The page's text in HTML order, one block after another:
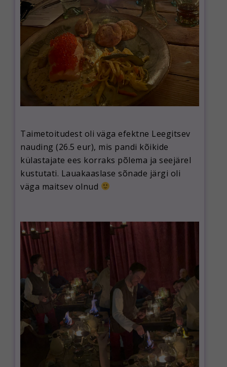
Taimetoitudest oli väga efektne Leegitsev
nauding (26.5 eur), mis pandi kõikide
külastajate ees korraks põlema ja seejärel
kustutati. Lauakaaslase sõnade järgi oli
väga maitsev olnud